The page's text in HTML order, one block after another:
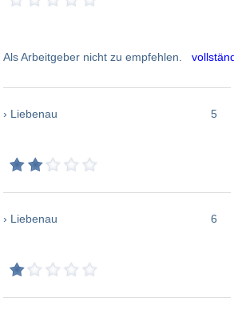
Als Arbeitgeber nicht zu empfehlen.
› Liebenau 5
› Liebenau 6